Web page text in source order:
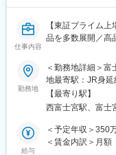
グ（液状の薬剤が
2）医療機器：薬
ます。
■組織構成：
・富士宮…正社員
名（理化学、微生
約25名で構成され
■職場の雰囲気：
す。また、女性の
仕事内容
【東証プライム
品を多数展開／高
■職務の特徴：
入社後は、メンバ
ます。将来的に
ーや、30名規模で
ただくことを期待
■業務内容：具体
勤務地
＜勤務地詳細＞
地最寄駅：JR身延
の範囲：会社の定
【最寄り駅】
西富士宮駅、富士
給与
＜予定年収＞350
＜賃金内訳＞月